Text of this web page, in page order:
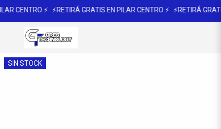
CENTRO ⚡ ⚡RETIRÁ GRATIS EN PILAR CENTRO ⚡ ⚡RETIRÁ
SIN STOCK